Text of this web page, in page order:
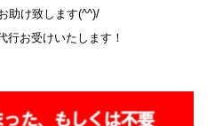
助け致します(^^)/
行お受けいたします！